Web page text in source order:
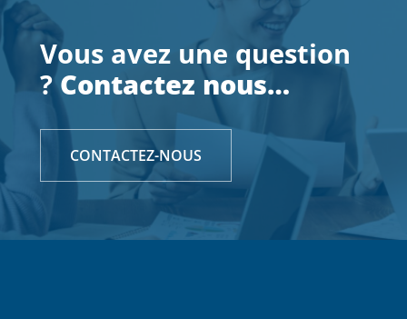
Vous avez une question
?Contactez nous…
CONTACTEZ-NOUS